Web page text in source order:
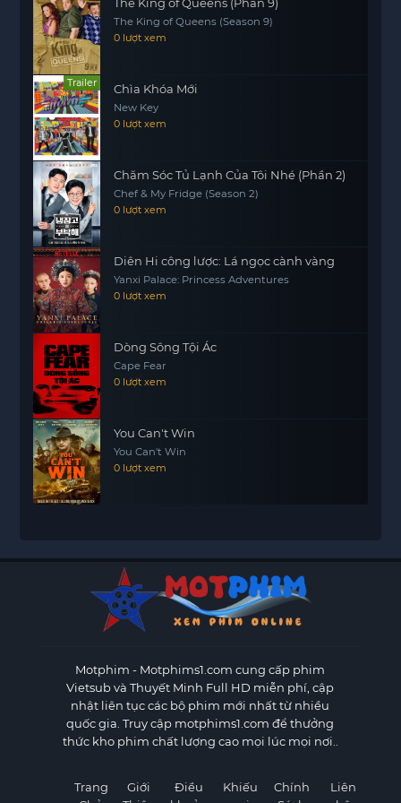
The King of Queens (Season 9)
0 lượt xem
Trailer Chìa Khóa Mới
New Key
0 lượt xem
Chăm Sóc Tủ Lạnh Của Tôi Nhé (Phần 2)
Chef & My Fridge (Season 2)
0 lượt xem
Diên Hi công lược: Lá ngọc cành vàng
Yanxi Palace: Princess Adventures
0 lượt xem
Dòng Sông Tội Ác
Cape Fear
0 lượt xem
You Can't Win
You Can't Win
0 lượt xem
Motphim - Motphims1.com cung cấp phim
Vietsub và Thuyết Minh Full HD miễn phí, cập
nhật liên tục các bộ phim mới nhất từ nhiều
quốc gia. Truy cập motphims1.com để thưởng
thức kho phim chất lượng cao mọi lúc mọi nơi..
Trang
Giới
Điều
Khiếu
Chính
Liên